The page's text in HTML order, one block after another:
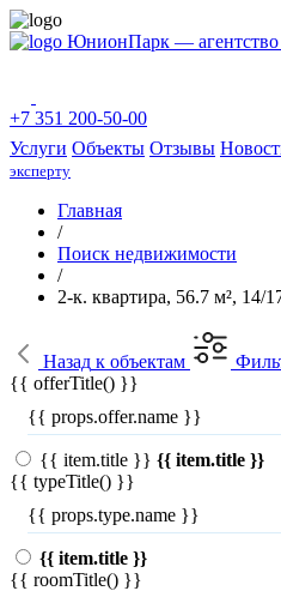
ЮнионПарк — агентство
+7 351 200-50-00
Услуги Объекты Отзывы
эксперту
Главная
/
Поиск недвижимости
/
2-к. квартира, 56.7 м², 14/
Назад к объектам
{{ offerTitle() }}
{{ props.offer.name }}
{{ item.title }} {{ item.title }}
{{ typeTitle() }}
{{ props.type.name }}
{{ item.title }}
{{ roomTitle() }}